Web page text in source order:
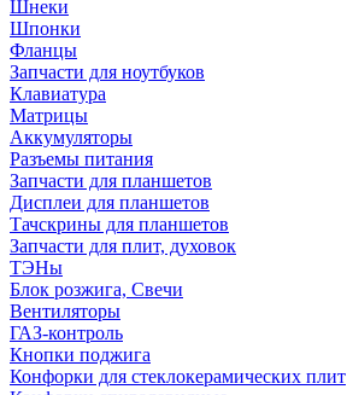
Шнеки
Шпонки
Фланцы
Запчасти для ноутбуков
Клавиатура
Матрицы
Аккумуляторы
Разъемы питания
Запчасти для планшетов
Дисплеи для планшетов
Тачскрины для планшетов
Запчасти для плит, духовок
ТЭНы
Блок розжига, Свечи
Вентиляторы
ГАЗ-контроль
Кнопки поджига
Конфорки для стеклокерамических плит